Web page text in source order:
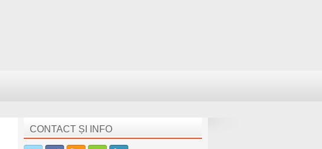
CONTACT ȘI INFO